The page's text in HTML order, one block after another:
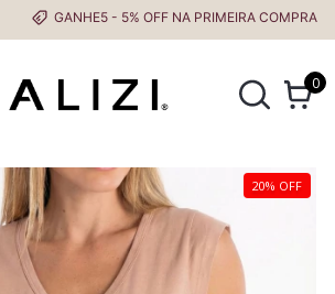
GANHE5 - 5% OFF NA PRIMEIRA COMPRA
0
20% OFF